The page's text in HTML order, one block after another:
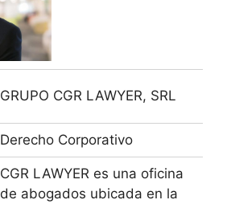
GRUPO CGR LAWYER, SRL
Derecho Corporativo
CGR LAWYER es una oficina
de abogados ubicada en la